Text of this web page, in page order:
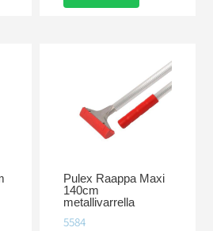
Pulex Raappa Maxi
140cm
metallivarrella
5584